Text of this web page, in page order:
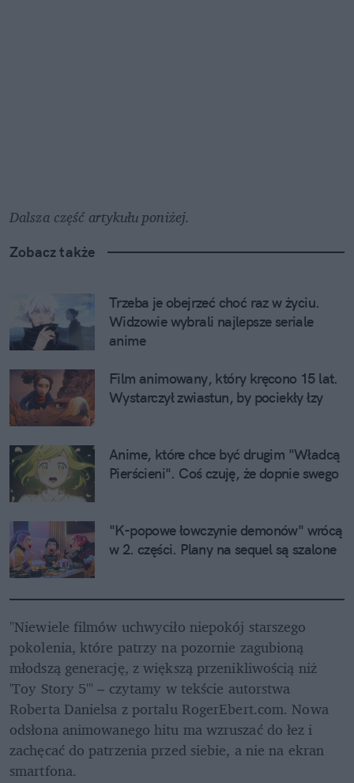
Dalsza część artykułu poniżej.
Zobacz także
Trzeba je obejrzeć choć raz w życiu.
Widzowie wybrali najlepsze seriale
anime
Film animowany, który kręcono 15 lat.
Wystarczył zwiastun, by pociekły łzy
Anime, które chce być drugim "Władcą
Pierścieni". Coś czuję, że dopnie swego
"K-popowe łowczynie demonów" wrócą
w 2. części. Plany na sequel są szalone
"Niewiele filmów uchwyciło niepokój starszego
pokolenia, które patrzy na pozornie zagubioną
młodszą generację, z większą przenikliwością niż
'Toy Story 5'" – czytamy w tekście autorstwa
Roberta Danielsa z portalu RogerEbert.com. Nowa
odsłona animowanego hitu ma wzruszać do łez i
zachęcać do patrzenia przed siebie, a nie na ekran
smartfona.